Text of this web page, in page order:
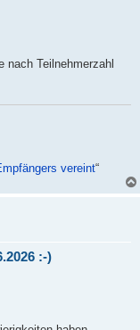
Teilnehmerzahl
vereint“
:-)